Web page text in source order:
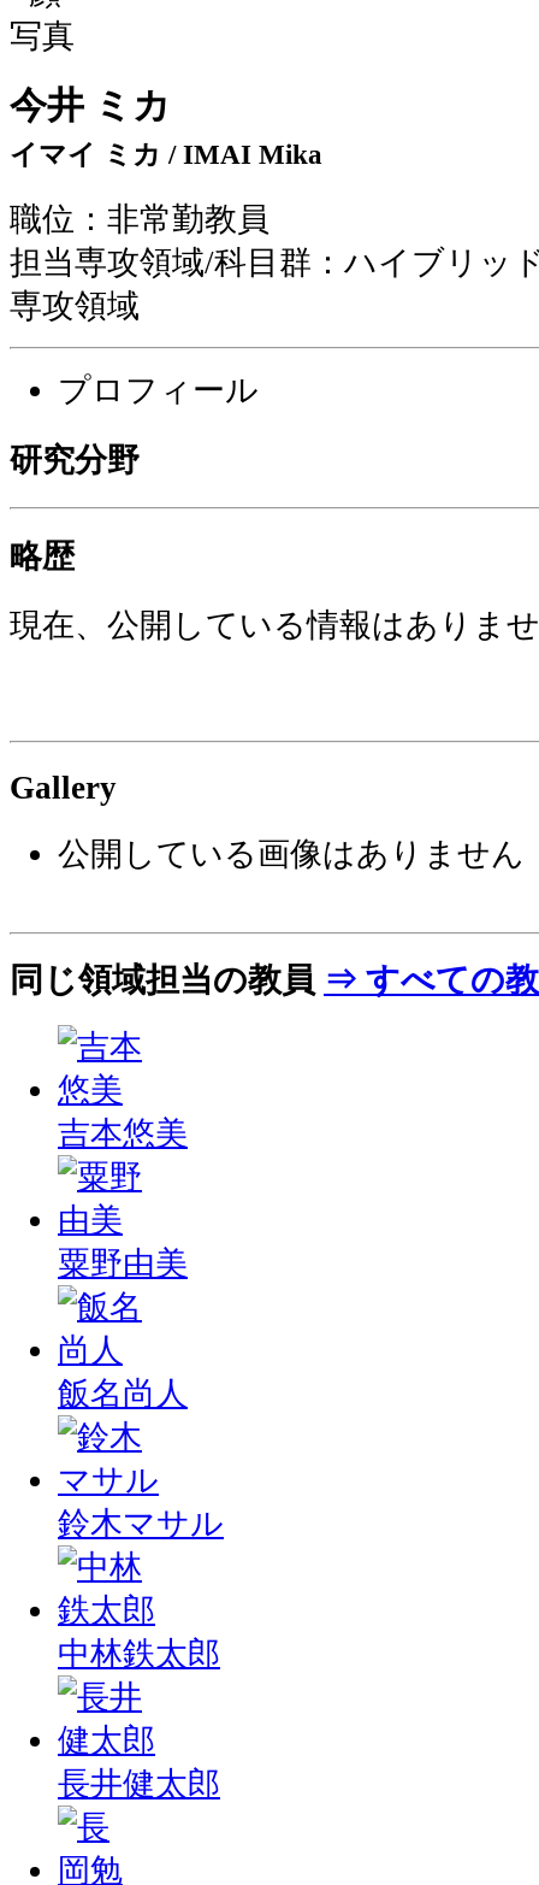
今井 ミカ
イマイ ミカ / IMAI Mika
職位：非常勤教員
担当専攻領域/科目群：ハイブリッ
専攻領域
プロフィール
研究分野
略歴
現在、公開している情報はありま
Gallery
公開している画像はありません
同じ領域担当の教員 ⇒ すべての
吉本悠美
粟野由美
飯名尚人
鈴木マサル
中林鉄太郎
長井健太郎